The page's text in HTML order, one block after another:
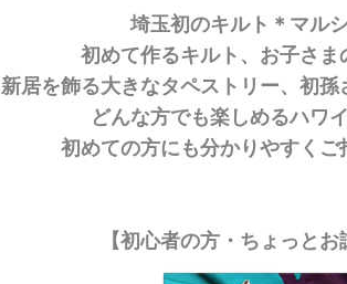
埼玉初のキルト＊マル
初めて作るキルト、お子さま
新居を飾る大きなタペストリー、初孫
どんな方でも楽しめるハワ
初めての方にも分かりやすくご
【初心者の方・ちょっとお